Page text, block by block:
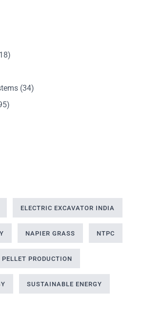
(34)
ELECTRIC EXCAVATOR INDIA
NAPIER GRASS NTPC
PELLET PRODUCTION
SUSTAINABLE ENERGY